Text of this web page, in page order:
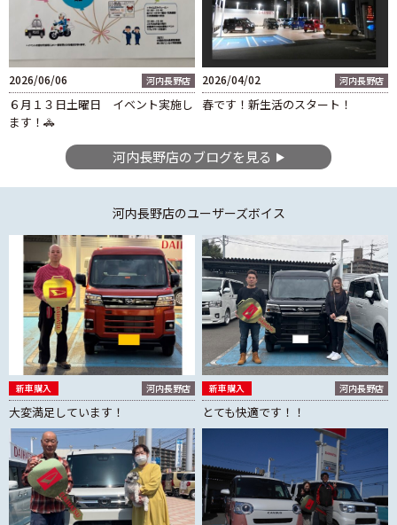
2026/06/06 河内長野店
６月１３日土曜日 イベント実施し
ます！🚓
2026/04/02 河内長野店
春です！新生活のスタート！
河内長野店のブログを見る
河内長野店のユーザーズボイス
新車購入 河内長野店
大変満足しています！
新車購入 河内長野店
とても快適です！！